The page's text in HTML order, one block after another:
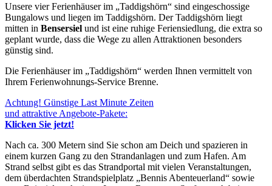
Unsere vier Ferienhäuser im „Taddigshörn“ sind eingeschossige
Bungalows und liegen im Taddigshörn. Der Taddigshörn liegt
mitten in Bensersiel und ist eine ruhige Feriensiedlung, die extra so
geplant wurde, dass die Wege zu allen Attraktionen besonders
günstig sind.
Die Ferienhäuser im „Taddigshörn“ werden Ihnen vermittelt von
Ihrem Ferienwohnungs-Service Brenne.
Achtung! Günstige Last Minute Zeiten
und attraktive Angebote-Pakete:
Klicken Sie jetzt!
Nach ca. 300 Metern sind Sie schon am Deich und spazieren in
einem kurzen Gang zu den Strandanlagen und zum Hafen. Am
Strand selbst gibt es das Strandportal mit vielen Veranstaltungen,
dem überdachten Strandspielplatz „Bennis Abenteuerland“ sowie